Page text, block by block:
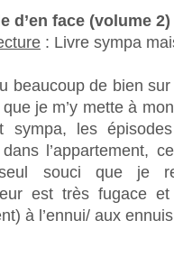
d’en face (volume
: Livre sympa
beaucoup de bien
je m’y mette à
sympa, les
l’appartement,
souci que je
est très fugace
à l’ennui/ aux